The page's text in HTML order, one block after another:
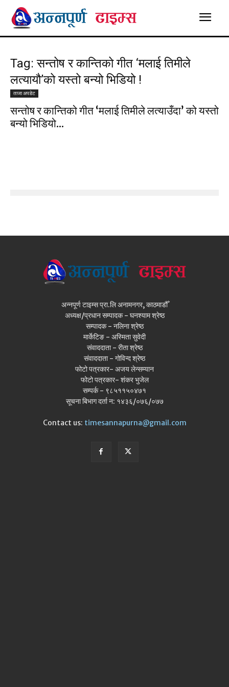
Tag: सन्तोष र कान्तिको गीत ‘मलाई तिमीले
लत्यायौ’को यस्तो बन्यो भिडियो !
ताजा अपडेट
सन्तोष र कान्तिको गीत ‘मलाई तिमीले लत्याउँदा’ को यस्तो
बन्यो भिडियो...
अन्नपूर्ण टाइम्स प्रा.लि अनामनगर, काठमाडौँ
अध्यक्ष/प्रधान सम्पादक - घनश्याम श्रेष्ठ
सम्पादक - नलिना श्रेष्ठ
मार्केटिङ - अस्मिता सुवेदी
संवाददाता - रीता श्रेष्ठ
संवाददाता - गोविन्द श्रेष्ठ
फोटो पत्रकार- अजय लेन्सम्यान
फोटो पत्रकार- शंकर भुजेल
सम्पर्क - ९८५११५०४७१
सूचना बिभाग दर्ता न: १४३६/०७६/०७७
Contact us: timesannapurna@gmail.com